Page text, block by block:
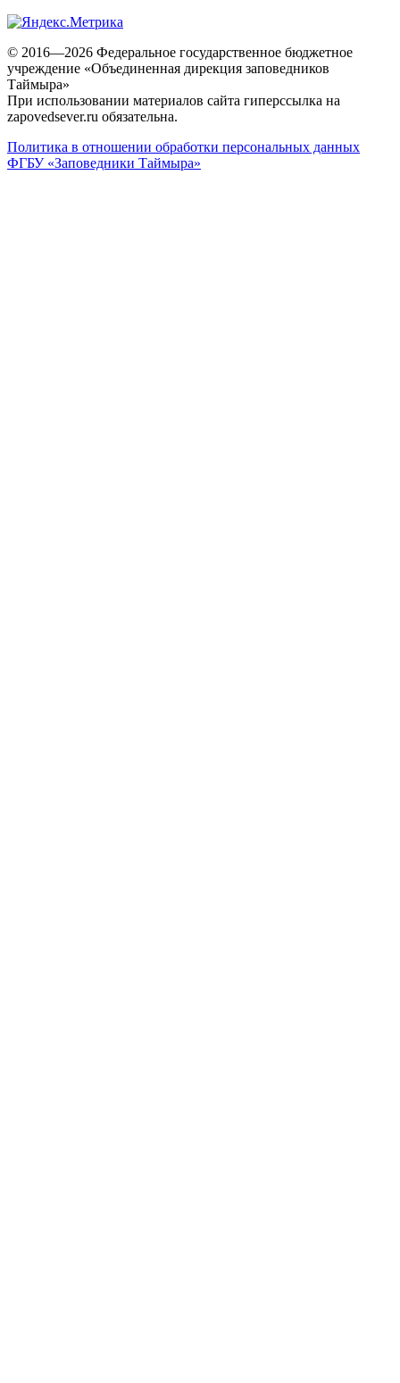
© 2016—2026 Федеральное государственное бюджетное
учреждение «Объединенная дирекция заповедников
Таймыра»
zapovedsever.ru обязательна.